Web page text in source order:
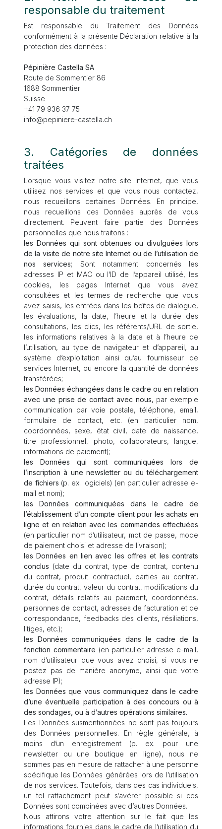
responsable du traitement
Est responsable du Traitement des Données
conformément à la présente Déclaration relative à la
protection des données :
Pépinière Castella SA
Route de Sommentier 86
1688 Sommentier
Suisse
+41 79 936 37 75
info@pepiniere-castella.ch
3. Catégories de données
traitées
Lorsque vous visitez notre site Internet, que vous
utilisez nos services et que vous nous contactez,
nous recueillons certaines Données. En principe,
nous recueillons ces Données auprès de vous
directement. Peuvent faire partie des Données
personnelles que nous traitons :
les Données qui sont obtenues ou divulguées lors
de la visite de notre site Internet ou de l’utilisation de
nos services; Sont notamment concernés les
adresses IP et MAC ou l’ID de l’appareil utilisé, les
cookies, les pages Internet que vous avez
consultées et les termes de recherche que vous
avez saisis, les entrées dans les boîtes de dialogue,
les évaluations, la date, l’heure et la durée des
consultations, les clics, les référents/URL de sortie,
les informations relatives à la date et à l’heure de
l’utilisation, au type de navigateur et d’appareil, au
système d‘exploitation ainsi qu’au fournisseur de
services Internet, ou encore la quantité de données
transférées;
les Données échangées dans le cadre ou en relation
avec une prise de contact avec nous, par exemple
communication par voie postale, téléphone, email,
formulaire de contact, etc. (en particulier nom,
coordonnées, sexe, état civil, date de naissance,
titre professionnel, photo, collaborateurs, langue,
informations de paiement);
les Données qui sont communiquées lors de
l’inscription à une newsletter ou du téléchargement
de fichiers (p. ex. logiciels) (en particulier adresse e-
mail et nom);
les Données communiquées dans le cadre de
l’établissement d’un compte client pour les achats en
ligne et en relation avec les commandes effectuées
(en particulier nom d’utilisateur, mot de passe, mode
de paiement choisi et adresse de livraison);
les Données en lien avec les offres et les contrats
conclus (date du contrat, type de contrat, contenu
du contrat, produit contractuel, parties au contrat,
durée du contrat, valeur du contrat, modifications du
contrat, détails relatifs au paiement, coordonnées,
personnes de contact, adresses de facturation et de
correspondance, feedbacks des clients, résiliations,
litiges, etc.);
les Données communiquées dans le cadre de la
fonction commentaire (en particulier adresse e-mail,
nom d’utilisateur que vous avez choisi, si vous ne
postez pas de manière anonyme, ainsi que votre
adresse IP);
les Données que vous communiquez dans le cadre
d’une éventuelle participation à des concours ou à
des sondages, ou à d’autres opérations similaires.
Les Données susmentionnées ne sont pas toujours
des Données personnelles. En règle générale, à
moins d’un enregistrement (p. ex. pour une
newsletter ou une boutique en ligne), nous ne
sommes pas en mesure de rattacher à une personne
spécifique les Données générées lors de l’utilisation
de nos services. Toutefois, dans des cas individuels,
un tel rattachement peut s‘avérer possible si ces
Données sont combinées avec d‘autres Données.
Nous attirons votre attention sur le fait que les
informations fournies dans le cadre de l’utilisation du